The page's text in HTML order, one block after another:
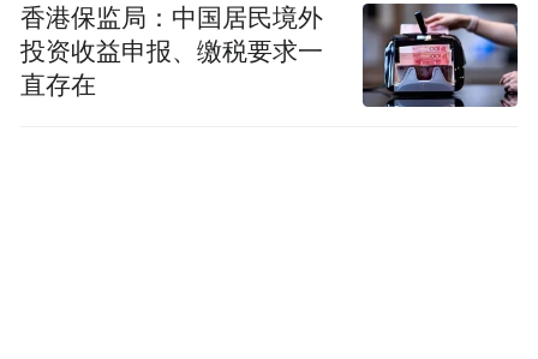
香港保监局：中国居民境外
投资收益申报、缴税要求一
直存在